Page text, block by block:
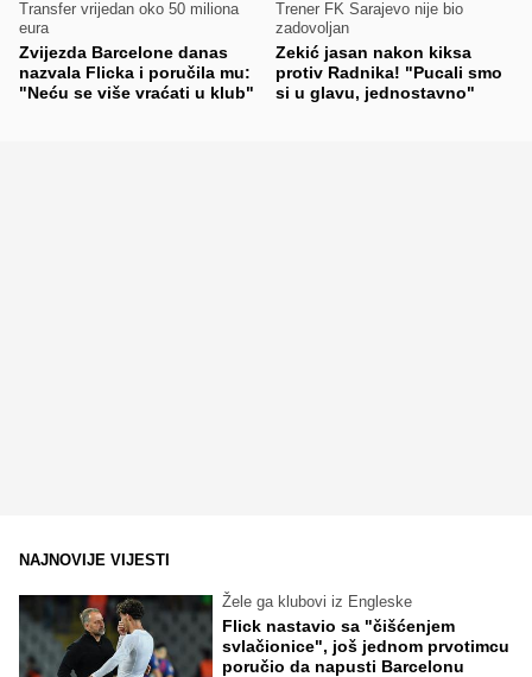
Transfer vrijedan oko 50 miliona
eura
Zvijezda Barcelone danas
nazvala Flicka i poručila mu:
"Neću se više vraćati u klub"
Trener FK Sarajevo nije bio
zadovoljan
Zekić jasan nakon kiksa
protiv Radnika! "Pucali smo
si u glavu, jednostavno"
NAJNOVIJE VIJESTI
Žele ga klubovi iz Engleske
Flick nastavio sa "čišćenjem
svlačionice", još jednom prvotimcu
poručio da napusti Barcelonu